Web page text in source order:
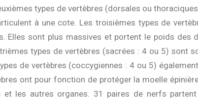
types de vertèbres (dorsales ou
à une cote. Les troisièmes types de
Elles sont plus massives et portent le poids des
types de vertèbres (sacrées : 4 ou 5) sont
de vertèbres (coccygiennes : 4 ou 5)
ont pour fonction de protéger la moelle
et les autres organes. 31 paires de nerfs